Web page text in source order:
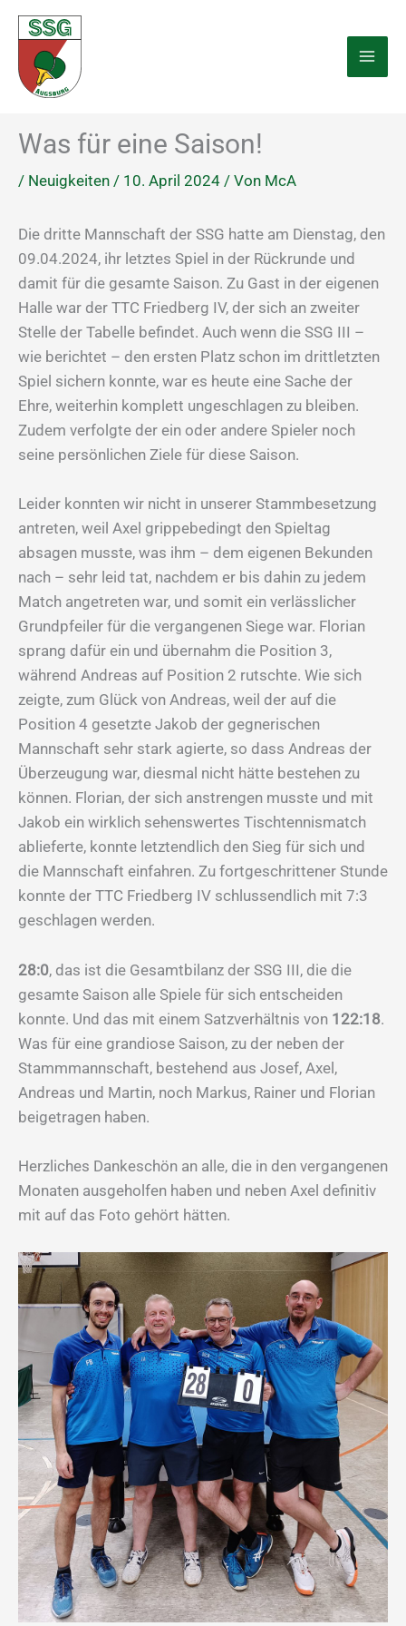
Zum
Inhalt
springen
Was für eine Saison!
/ Neuigkeiten / 10. April 2024 / Von McA
Die dritte Mannschaft der SSG hatte am Dienstag, den
09.04.2024, ihr letztes Spiel in der Rückrunde und
damit für die gesamte Saison. Zu Gast in der eigenen
Halle war der TTC Friedberg IV, der sich an zweiter
Stelle der Tabelle befindet. Auch wenn die SSG III –
wie berichtet – den ersten Platz schon im drittletzten
Spiel sichern konnte, war es heute eine Sache der
Ehre, weiterhin komplett ungeschlagen zu bleiben.
Zudem verfolgte der ein oder andere Spieler noch
seine persönlichen Ziele für diese Saison.
Leider konnten wir nicht in unserer Stammbesetzung
antreten, weil Axel grippebedingt den Spieltag
absagen musste, was ihm – dem eigenen Bekunden
nach – sehr leid tat, nachdem er bis dahin zu jedem
Match angetreten war, und somit ein verlässlicher
Grundpfeiler für die vergangenen Siege war. Florian
sprang dafür ein und übernahm die Position 3,
während Andreas auf Position 2 rutschte. Wie sich
zeigte, zum Glück von Andreas, weil der auf die
Position 4 gesetzte Jakob der gegnerischen
Mannschaft sehr stark agierte, so dass Andreas der
Überzeugung war, diesmal nicht hätte bestehen zu
können. Florian, der sich anstrengen musste und mit
Jakob ein wirklich sehenswertes Tischtennismatch
ablieferte, konnte letztendlich den Sieg für sich und
die Mannschaft einfahren. Zu fortgeschrittener Stunde
konnte der TTC Friedberg IV schlussendlich mit 7:3
geschlagen werden.
28:0, das ist die Gesamtbilanz der SSG III, die die
gesamte Saison alle Spiele für sich entscheiden
konnte. Und das mit einem Satzverhältnis von 122:18.
Was für eine grandiose Saison, zu der neben der
Stammmannschaft, bestehend aus Josef, Axel,
Andreas und Martin, noch Markus, Rainer und Florian
beigetragen haben.
Herzliches Dankeschön an alle, die in den vergangenen
Monaten ausgeholfen haben und neben Axel definitiv
mit auf das Foto gehört hätten.